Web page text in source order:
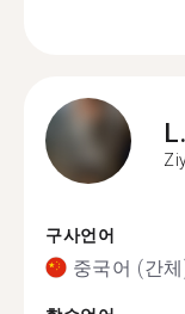
L.
구사언어
중국어 (간